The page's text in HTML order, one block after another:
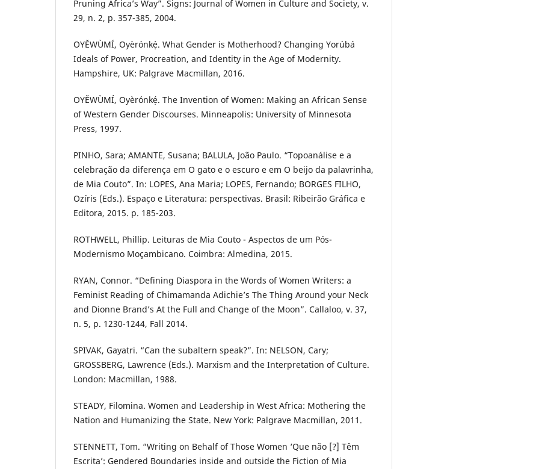
Pruning Africa’s Way”. Signs: Journal of Women in Culture and Society, v.
29, n. 2, p. 357-385, 2004.
OYĚWÙMÍ, Oyèrónkẹ́. What Gender is Motherhood? Changing Yorúbá
Ideals of Power, Procreation, and Identity in the Age of Modernity.
Hampshire, UK: Palgrave Macmillan, 2016.
OYĚWÙMÍ, Oyèrónkẹ́. The Invention of Women: Making an African Sense
of Western Gender Discourses. Minneapolis: University of Minnesota
Press, 1997.
PINHO, Sara; AMANTE, Susana; BALULA, João Paulo. “Topoanálise e a
celebração da diferença em O gato e o escuro e em O beijo da palavrinha,
de Mia Couto”. In: LOPES, Ana Maria; LOPES, Fernando; BORGES FILHO,
Ozíris (Eds.). Espaço e Literatura: perspectivas. Brasil: Ribeirão Gráfica e
Editora, 2015. p. 185-203.
ROTHWELL, Phillip. Leituras de Mia Couto - Aspectos de um Pós-
Modernismo Moçambicano. Coimbra: Almedina, 2015.
RYAN, Connor. “Defining Diaspora in the Words of Women Writers: a
Feminist Reading of Chimamanda Adichie’s The Thing Around your Neck
and Dionne Brand’s At the Full and Change of the Moon”. Callaloo, v. 37,
n. 5, p. 1230-1244, Fall 2014.
SPIVAK, Gayatri. “Can the subaltern speak?”. In: NELSON, Cary;
GROSSBERG, Lawrence (Eds.). Marxism and the Interpretation of Culture.
London: Macmillan, 1988.
STEADY, Filomina. Women and Leadership in West Africa: Mothering the
Nation and Humanizing the State. New York: Palgrave Macmillan, 2011.
STENNETT, Tom. “Writing on Behalf of Those Women ‘Que não [?] Têm
Escrita’: Gendered Boundaries inside and outside the Fiction of Mia